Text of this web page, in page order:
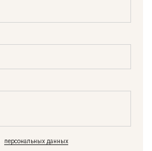
персональных данных